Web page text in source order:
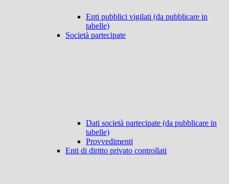
Enti pubblici vigilati (da pubblicare in
tabelle)
Società partecipate
Dati società partecipate (da pubblicare in
tabelle)
Provvedimenti
Enti di diritto privato controllati